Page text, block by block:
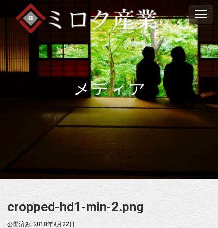
メディア
cropped-hd1-min-2.png
公開済み: 2018年9月22日